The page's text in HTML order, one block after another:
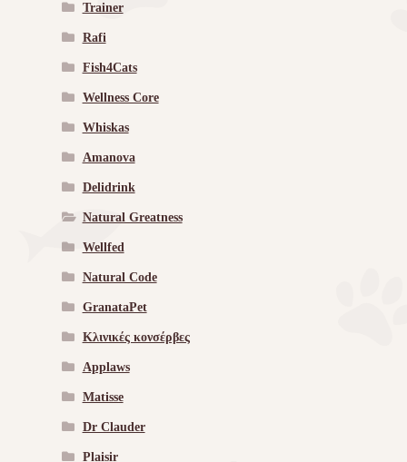
Trainer
Rafi
Fish4Cats
Wellness Core
Whiskas
Amanova
Delidrink
Natural Greatness
Wellfed
Natural Code
GranataPet
Κλινικές κονσέρβες
Applaws
Matisse
Dr Clauder
Plaisir